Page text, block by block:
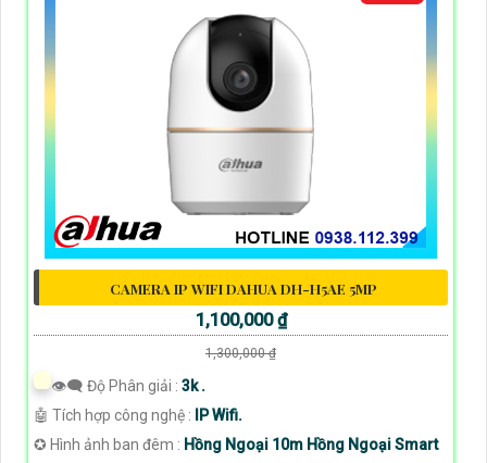
CAMERA IP WIFI DAHUA DH-H5AE 5MP
1,100,000 ₫
1,300,000 ₫
👁️‍🗨 Độ Phân giải : 3k .
🤖️ Tích hợp công nghệ :
IP Wifi.
✪ Hình ảnh ban đêm : Hồng Ngoại 10m Hồng Ngoại Smart